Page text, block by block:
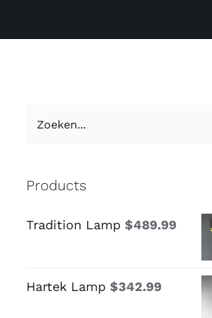
Products
Tradition Lamp $489.99
Hartek Lamp $342.99